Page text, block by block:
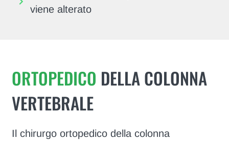
viene alterato
ORTOPEDICO DELLA COLONNA
VERTEBRALE
Il chirurgo ortopedico della colonna